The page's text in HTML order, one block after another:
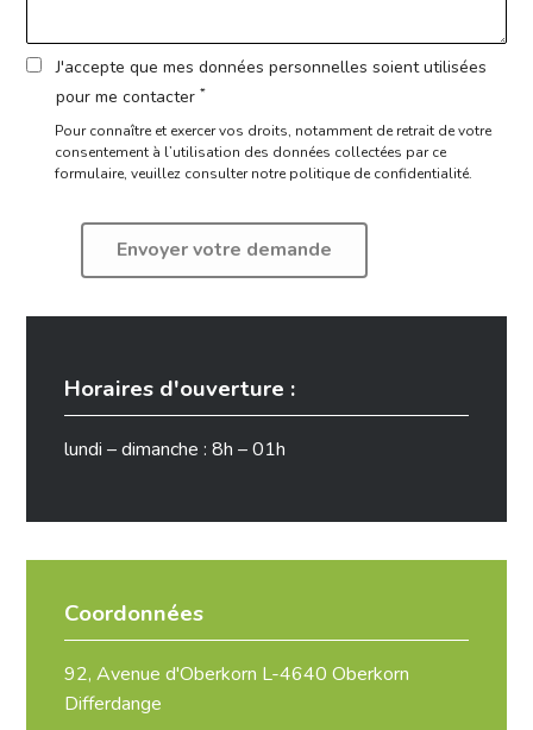
J'accepte que mes données personnelles soient utilisées
pour me contacter *
Pour connaître et exercer vos droits, notamment de retrait de votre
consentement à l’utilisation des données collectées par ce
formulaire, veuillez consulter notre politique de confidentialité.
Horaires d'ouverture :
lundi – dimanche : 8h – 01h
Coordonnées
92, Avenue d'Oberkorn L-4640 Oberkorn
Differdange